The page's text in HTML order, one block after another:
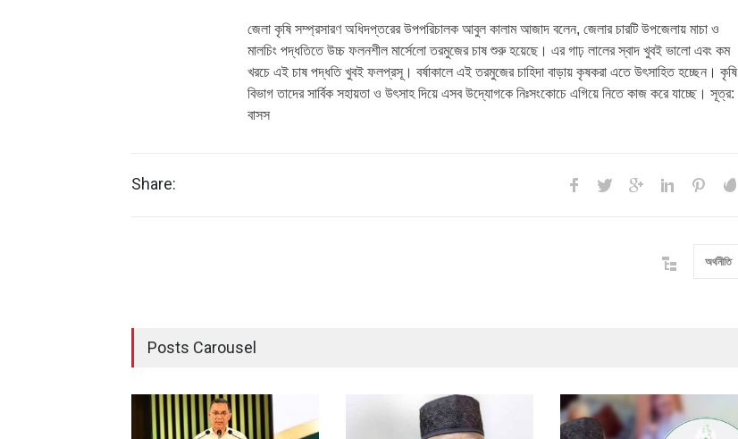
জেলা কৃষি সম্প্রসারণ অধিদপ্তরের উপপরিচালক আবুল কালাম আজাদ বলেন, জেলার চারটি উপজেলায় মাচা ও
মালচিং পদ্ধতিতে উচ্চ ফলনশীল মার্সেলো তরমুজের চাষ শুরু হয়েছে। এর গাঢ় লালের স্বাদ খুবই ভালো এবং কম
খরচে এই চাষ পদ্ধতি খুবই ফলপ্রসূ। বর্ষাকালে এই তরমুজের চাহিদা বাড়ায় কৃষকরা এতে উৎসাহিত হচ্ছেন। কৃষি
বিভাগ তাদের সার্বিক সহায়তা ও উৎসাহ দিয়ে এসব উদ্যোগকে নিঃসংকোচে এগিয়ে নিতে কাজ করে যাচ্ছে। সূত্র:
বাসস
Share:
অর্থনীতি
Posts Carousel